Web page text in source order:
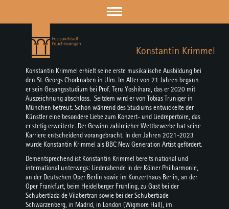
Konstantin Krimmel
Konstantin Krimmel erhielt seine erste musikalische Ausbildung bei
den St. Georgs Chorknaben in Ulm. Im Alter von 21 Jahren begann
er sein Gesangsstudium bei Prof. Teru Yoshihara, das er 2020 mit
Auszeichnung abschloss. Seitdem wird er von Tobias Truniger in
München betreut. Schon während des Studiums entwickelte der
Künstler eine besondere Liebe zum Konzert- und Liedrepertoire, das
er stetig erweiterte. Der Gewinn zahlreicher Wettbewerbe hat seine
Karriere entscheidend vorangebracht. In den Jahren 2021-2023
wurde Konstantin Krimmel als BBC New Generation Artist gefördert.
Dementsprechend ist Konstantin Krimmel bereits national und
international unterwegs: Liederabende in der Kölner Philharmonie,
an der Deutschen Oper Berlin sowie im Konzerthaus Berlin, an der
Oper Frankfurt, beim Heidelberger Frühling, zu Gast bei der
Schubertíada de Vilabertran sowie bei der Schubertiade
Schwarzenberg, in Madrid, in London (Wigmore Hall), im